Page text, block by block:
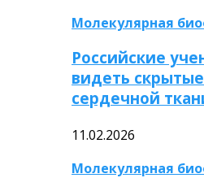
Молекулярная
Российские
видеть
сердечной
11.02.2026
Молекулярная